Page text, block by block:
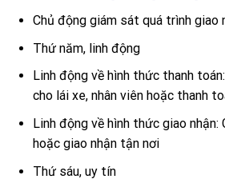
Chủ động giám sát quá trình giao
Thứ năm, linh động
Linh động về hình thức thanh
cho lái xe, nhân viên hoặc thanh
Linh động về hình thức giao nhận:
hoặc giao nhận tận nơi
Thứ sáu, uy tín